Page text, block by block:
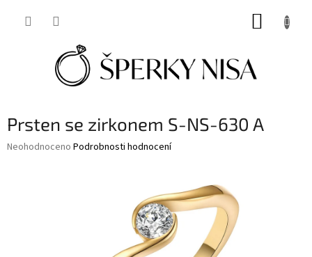
Prsten se zirkonem S-NS-630 A
Průměrné
Neohodnoceno Podrobnosti hodnocení